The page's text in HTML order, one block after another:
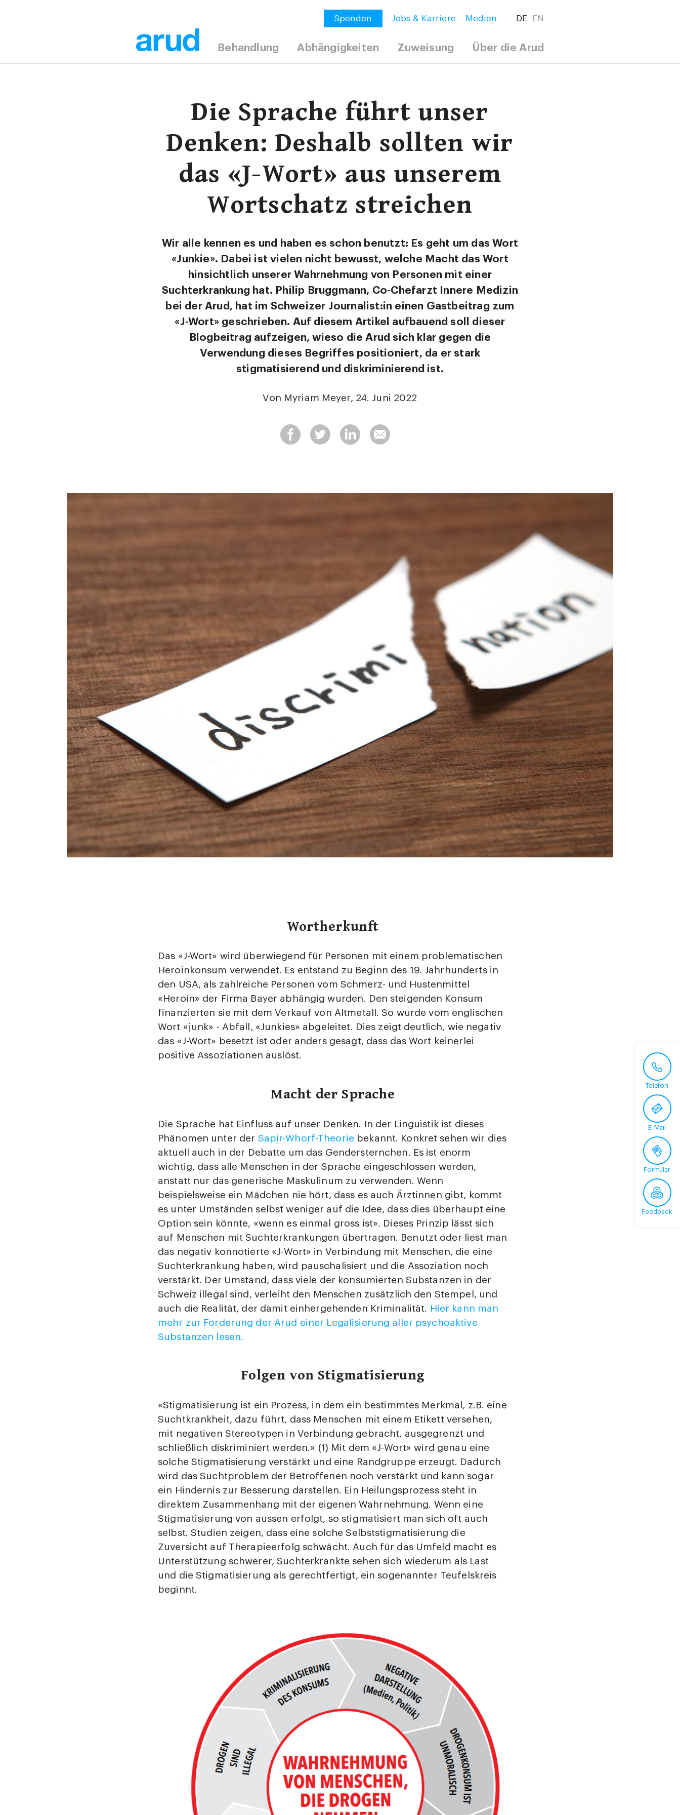
Spenden Jobs & Karriere Medien DE EN
Behandlung Abhängigkeiten Zuweisung Über die Arud
Die Sprache führt unser
Denken: Deshalb sollten wir
das «J-Wort» aus unserem
Wortschatz streichen
Wir alle kennen es und haben es schon benutzt: Es geht um das Wort
«Junkie». Dabei ist vielen nicht bewusst, welche Macht das Wort
hinsichtlich unserer Wahrnehmung von Personen mit einer
Suchterkrankung hat. Philip Bruggmann, Co-Chefarzt Innere Medizin
bei der Arud, hat im Schweizer Journalist:in einen Gastbeitrag zum
«J-Wort» geschrieben. Auf diesem Artikel aufbauend soll dieser
Blogbeitrag aufzeigen, wieso die Arud sich klar gegen die
Verwendung dieses Begriffes positioniert, da er stark
stigmatisierend und diskriminierend ist.
Von Myriam Meyer, 24. Juni 2022
Wortherkunft
Das «J-Wort» wird überwiegend für Personen mit einem problematischen
Heroinkonsum verwendet. Es entstand zu Beginn des 19. Jahrhunderts in
den USA, als zahlreiche Personen vom Schmerz- und Hustenmittel
«Heroin» der Firma Bayer abhängig wurden. Den steigenden Konsum
finanzierten sie mit dem Verkauf von Altmetall. So wurde vom englischen
Wort «junk» - Abfall, «Junkies» abgeleitet. Dies zeigt deutlich, wie negativ
das «J-Wort» besetzt ist oder anders gesagt, dass das Wort keinerlei
positive Assoziationen auslöst.
Macht der Sprache
Die Sprache hat Einfluss auf unser Denken. In der Linguistik ist dieses
Phänomen unter der Sapir-Whorf-Theorie bekannt. Konkret sehen wir dies
aktuell auch in der Debatte um das Gendersternchen. Es ist enorm
wichtig, dass alle Menschen in der Sprache eingeschlossen werden,
anstatt nur das generische Maskulinum zu verwenden. Wenn
beispielsweise ein Mädchen nie hört, dass es auch Ärztinnen gibt, kommt
es unter Umständen selbst weniger auf die Idee, dass dies überhaupt eine
Option sein könnte, «wenn es einmal gross ist». Dieses Prinzip lässt sich
auf Menschen mit Suchterkrankungen übertragen. Benutzt oder liest man
das negativ konnotierte «J-Wort» in Verbindung mit Menschen, die eine
Suchterkrankung haben, wird pauschalisiert und die Assoziation noch
verstärkt. Der Umstand, dass viele der konsumierten Substanzen in der
Schweiz illegal sind, verleiht den Menschen zusätzlich den Stempel, und
auch die Realität, der damit einhergehenden Kriminalität.
Hier kann man
mehr zur Forderung der Arud einer Legalisierung aller psychoaktive
Substanzen lesen.
Folgen von Stigmatisierung
«Stigmatisierung ist ein Prozess, in dem ein bestimmtes Merkmal, z.B. eine
Suchtkrankheit, dazu führt, dass Menschen mit einem Etikett versehen,
mit negativen Stereotypen in Verbindung gebracht, ausgegrenzt und
schließlich diskriminiert werden.» (1) Mit dem «J-Wort» wird genau eine
solche Stigmatisierung verstärkt und eine Randgruppe erzeugt. Dadurch
wird das Suchtproblem der Betroffenen noch verstärkt und kann sogar
ein Hindernis zur Besserung darstellen. Ein Heilungsprozess steht in
direktem Zusammenhang mit der eigenen Wahrnehmung. Wenn eine
Stigmatisierung von aussen erfolgt, so stigmatisiert man sich oft auch
selbst. Studien zeigen, dass eine solche Selbststigmatisierung die
Zuversicht auf Therapieerfolg schwächt. Auch für das Umfeld macht es
Unterstützung schwerer, Suchterkrankte sehen sich wiederum als Last
und die Stigmatisierung als gerechtfertigt, ein sogenannter Teufelskreis
beginnt.
Telefon
E-Mail
Formular
Feedback